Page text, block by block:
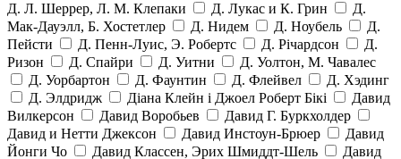
Д. Л. Шеррер, Л. М. Клепаки
Д. Лукас и К. Грин
Д.
Мак-Дауэлл, Б. Хостетлер
Д. Нидем Д. Ноубель
Д.
Пейсти
Д. Пенн-Луис, Э. Робертс Д. Річардсон
Д.
Ризон
Д. Спайри Д. Уитни
Д. Уолтон, М. Чавалес
Д. Уорбартон
Д. Фаунтин Д. Флейвел
Д. Хэдинг
Д. Элдридж
Діана Клейн і Джоел Роберт Бікі
Давид
Вилкерсон
Давид Воробьев
Давид Г. Буркхолдер
Давид и Нетти Джексон
Давид Инстоун-Брюер
Давид
Йонги Чо
Давид Классен, Эрих Шмиддт-Шель
Давид